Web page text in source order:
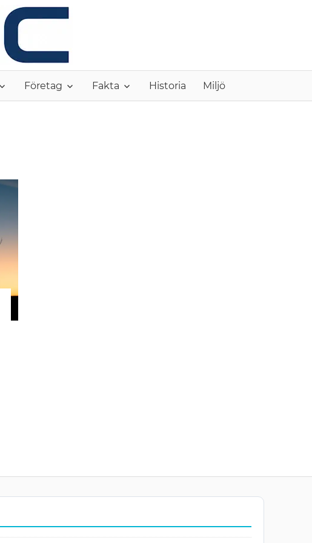
Företag Fakta Historia Miljö